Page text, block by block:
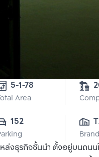
Area
152
Brand
งธุรกิจชั้นนำ ตั้งอยู่บนถน